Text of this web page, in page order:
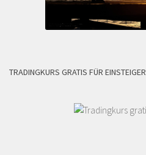
TRADINGKURS GRATIS FÜR EINSTEIGER